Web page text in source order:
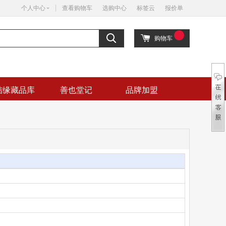
个人中心 查看购物车 选购中心 标签云 报价单
购物车
缘藏品库 善也堂记 品牌加盟